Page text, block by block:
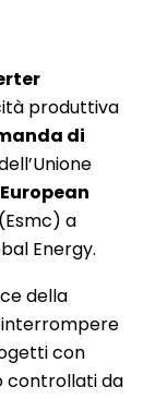
produttiva
di
European
(Esmc) a
Energy.
della
interrompere
con
controllati da